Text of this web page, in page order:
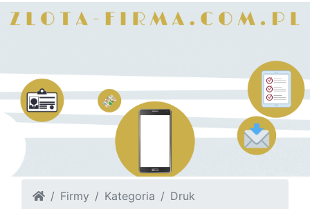
Firmy Kategoria Druk